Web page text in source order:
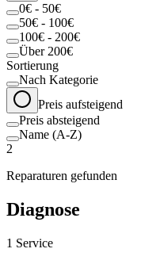
0€ - 50€
50€ - 100€
100€ - 200€
Über 200€
Sortierung
Nach Kategorie
Preis aufsteigend
Preis absteigend
Name (A-Z)
2
Reparaturen gefunden
Diagnose
1 Service